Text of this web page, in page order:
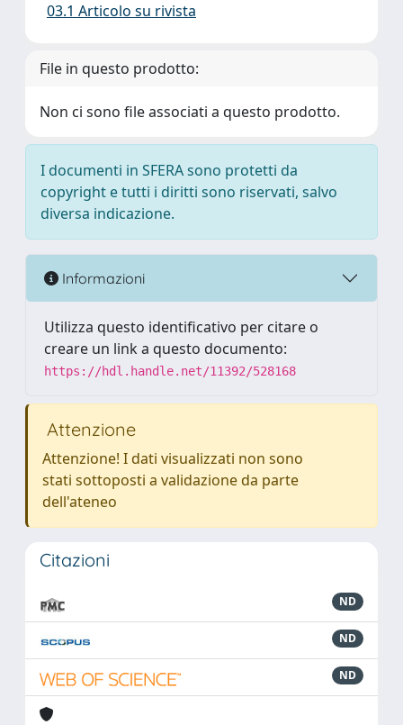
03.1 Articolo su rivista
File in questo prodotto:
Non ci sono file associati a questo prodotto.
I documenti in SFERA sono protetti da
copyright e tutti i diritti sono riservati, salvo
diversa indicazione.
Informazioni
Utilizza questo identificativo per citare o
creare un link a questo documento:
https://hdl.handle.net/11392/528168
Attenzione
Attenzione! I dati visualizzati non sono
stati sottoposti a validazione da parte
dell'ateneo
Citazioni
ND
ND
ND